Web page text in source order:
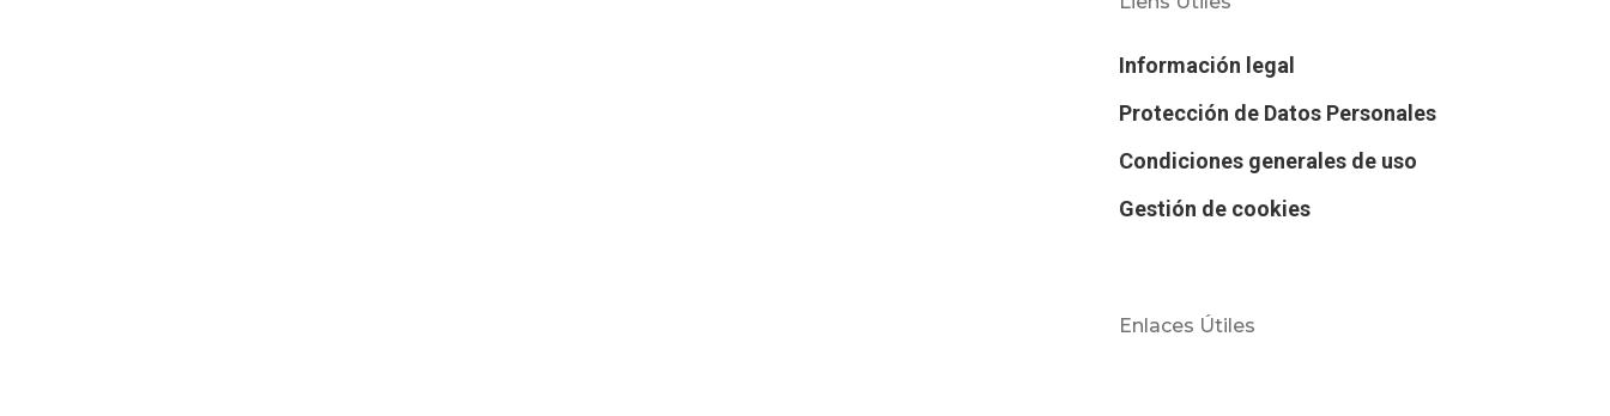
Información legal
Protección de Datos Personales
Condiciones generales de uso
Gestión de cookies
Enlaces Útiles